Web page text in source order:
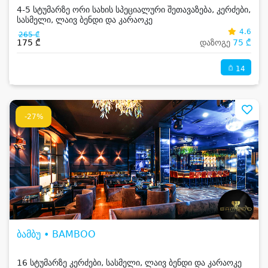
4-5 სტუმარზე ორი სახის სპეციალური შეთავაზება, კერძები,
სასმელი, ლაივ ბენდი და კარაოკე
265 ₾
175 ₾
4.6
დაზოგე 75 ₾
14
-27%
ბამბუ • BAMBOO
16 სტუმარზე კერძები, სასმელი, ლაივ ბენდი და კარაოკე